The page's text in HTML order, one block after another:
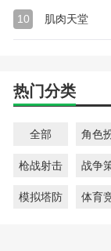
10 肌肉天堂
热门分类
全部 角色
枪战射击 战争
模拟塔防 体育